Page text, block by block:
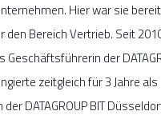
Hier war sie
den Bereich Vertrieb. Seit
Geschäftsführerin der
zeitgleich für 3 Jahre als
DATAGROUP BIT